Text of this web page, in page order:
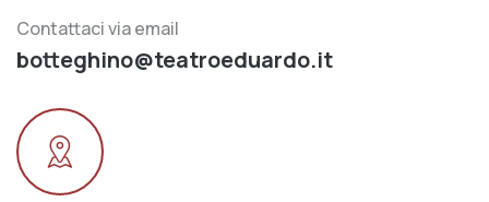
Contattaci via email
botteghino@teatroeduardo.it